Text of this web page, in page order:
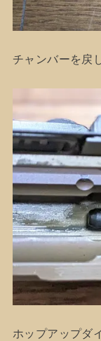
チャンバーを戻
ホップアップダ